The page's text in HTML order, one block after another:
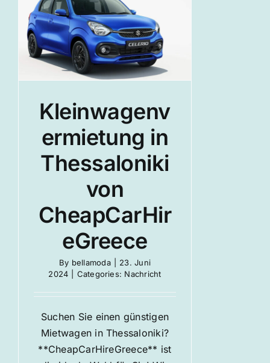
Kleinwagenv
ermietung in
Thessaloniki
von
CheapCarHir
eGreece
By bellamoda
23. Juni
2024
Categories: Nachricht
Suchen Sie einen günstigen
Mietwagen in Thessaloniki?
**CheapCarHireGreece** ist